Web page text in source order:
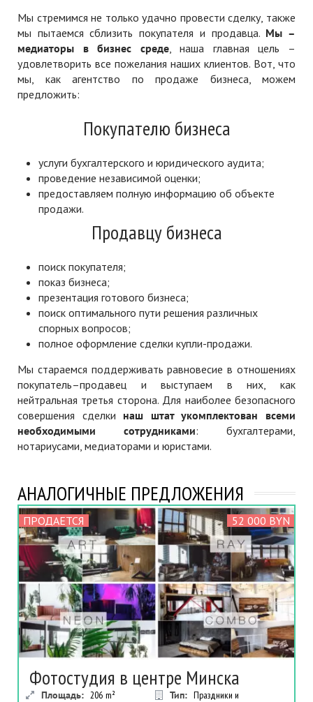
Мы стремимся не только удачно провести сделку, также
мы пытаемся сблизить покупателя и продавца. Мы –
медиаторы в бизнес среде, наша главная цель –
удовлетворить все пожелания наших клиентов. Вот, что
мы, как агентство по продаже бизнеса, можем
предложить:
Покупателю бизнеса
услуги бухгалтерского и юридического аудита;
проведение независимой оценки;
предоставляем полную информацию об объекте
продажи.
Продавцу бизнеса
поиск покупателя;
показ бизнеса;
презентация готового бизнеса;
поиск оптимального пути решения различных
спорных вопросов;
полное оформление сделки купли-продажи.
Мы стараемся поддерживать равновесие в отношениях
покупатель–продавец и выступаем в них, как
нейтральная третья сторона. Для наиболее безопасного
совершения сделки наш штат укомплектован всеми
необходимыми сотрудниками: бухгалтерами,
нотариусами, медиаторами и юристами.
АНАЛОГИЧНЫЕ ПРЕДЛОЖЕНИЯ
ПРОДАЕТСЯ 52 000 BYN
Фотостудия в центре Минска
Площадь: 206 m² Тип: Праздники и